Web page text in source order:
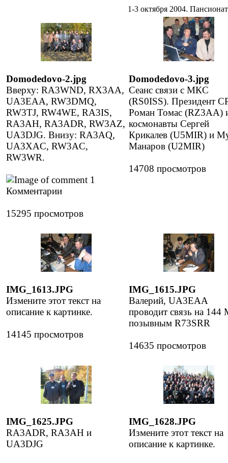
1-3 октября 2004.
Domodedovo-2.jpg
Вверху: RA3WND, RX3AA,
UA3EAA, RW3DMQ,
RW3TJ, RW4WE, RA3IS,
RA3AH, RA3ADR, RW3AZ,
UA3DJG. Внизу: RA3AQ,
UA3XAC, RW3AC,
RW3WR.
1
Комментарии
15295 просмотров
Domodedovo-3.jpg
Сеанс связи с МКС
(RS0ISS). Президент
Роман Томас (RZ3AA)
космонавты Сергей
Крикалев (U5MIR) и
Манаров (U2MIR)
14708 просмотров
IMG_1613.JPG
Измените этот текст на
описание к картинке.
14145 просмотров
IMG_1615.JPG
Валерий, UA3EAA
проводит связь на 144
позывным R73SRR
14635 просмотров
IMG_1625.JPG
RA3ADR, RA3AH и
UA3DJG
IMG_1628.JPG
Измените этот текст на
описание к картинке.